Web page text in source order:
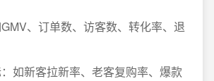
、订单数、访客数、转化率、退
如新客拉新率、老客复购率、爆款